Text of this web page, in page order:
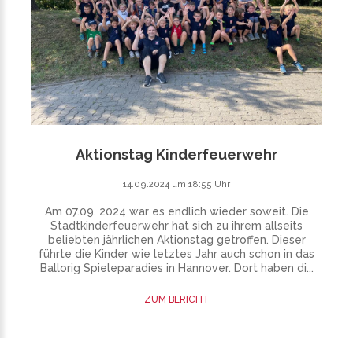
Aktionstag Kinderfeuerwehr
14.09.2024 um 18:55 Uhr
Am 07.09. 2024 war es endlich wieder soweit. Die
Stadtkinderfeuerwehr hat sich zu ihrem allseits
beliebten jährlichen Aktionstag getroffen. Dieser
führte die Kinder wie letztes Jahr auch schon in das
Ballorig Spieleparadies in Hannover. Dort haben di...
ZUM BERICHT